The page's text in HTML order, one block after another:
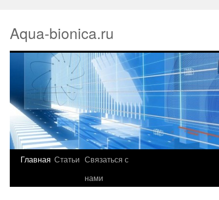
Aqua-bionica.ru
Главная Статьи Связаться с
нами